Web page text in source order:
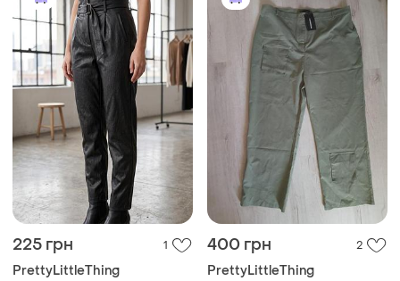
225 грн 1
PrettyLittleThing
400 грн 2
PrettyLittleThing